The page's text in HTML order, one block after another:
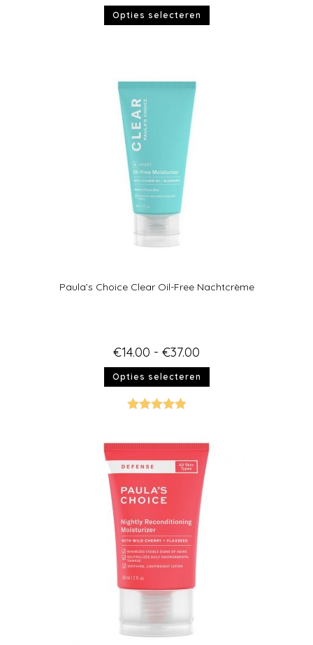
Opties selecteren
Paula’s Choice Clear Oil-Free Nachtcrème
€14.00 - €37.00
Opties selecteren